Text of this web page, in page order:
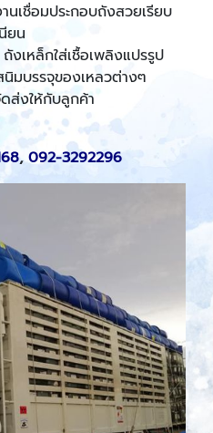
เชื่อมประกอบถังสวยเรียบ
ยน
งเหล็กใส่เชื้อเพลิงแปรรูป
มบรรจุของเหลวต่างๆ
ส่งให้กับลูกค้า
,092-3292296